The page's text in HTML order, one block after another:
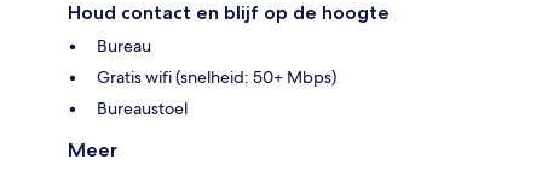
Houd contact en blijf op de hoogte
Bureau
Gratis wifi (snelheid: 50+ Mbps)
Bureaustoel
Meer